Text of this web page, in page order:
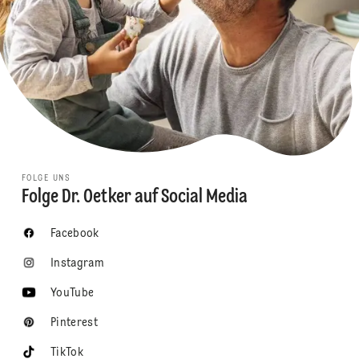
FOLGE UNS
Folge Dr. Oetker auf Social Media
Facebook
Instagram
YouTube
Pinterest
TikTok